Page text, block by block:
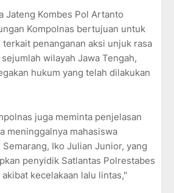
Jateng Kombes Pol Artanto
Kompolnas bertujuan untuk
penanganan aksi unjuk rasa
wilayah Jawa Tengah,
hukum yang telah dilakukan
juga meminta penjelasan
meninggalnya mahasiswa
Iko Julian Junior, yang
penyidik Satlantas Polrestabes
kecelakaan lalu lintas,"